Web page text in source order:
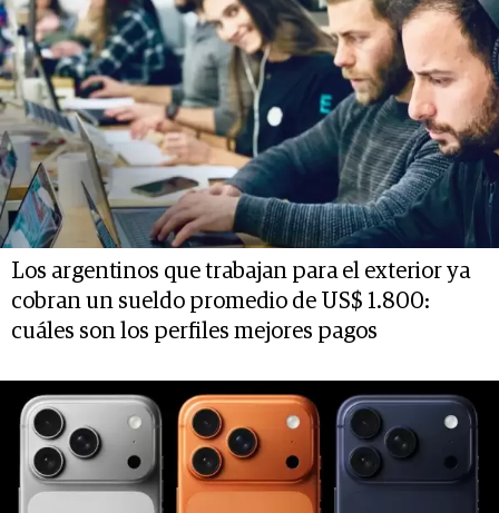
Los argentinos que trabajan para el exterior ya
cobran un sueldo promedio de US$ 1.800:
cuáles son los perfiles mejores pagos